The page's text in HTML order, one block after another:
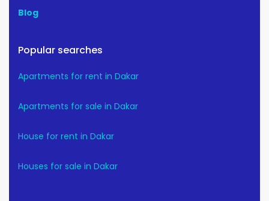
Blog
Popular searches
Apartments for rent in Dakar
Apartments for sale in Dakar
House for rent in Dakar
Houses for sale in Dakar